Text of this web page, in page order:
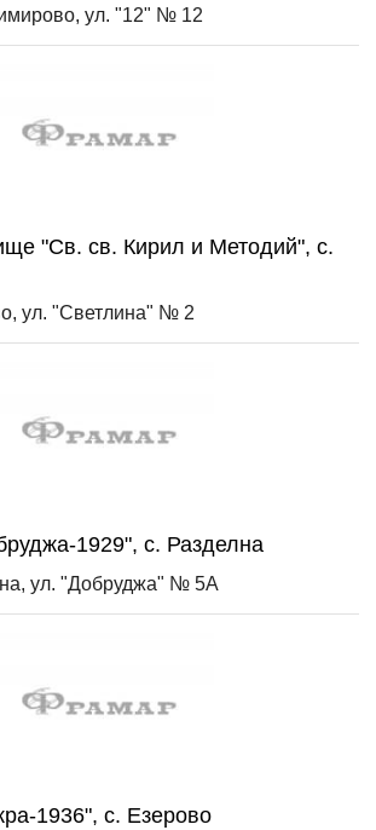
ул. "12" № 12
"Св. св. Кирил и Методий", с.
ул. "Светлина" № 2
1929", с. Разделна
ул. "Добруджа" № 5А
1936", с. Езерово